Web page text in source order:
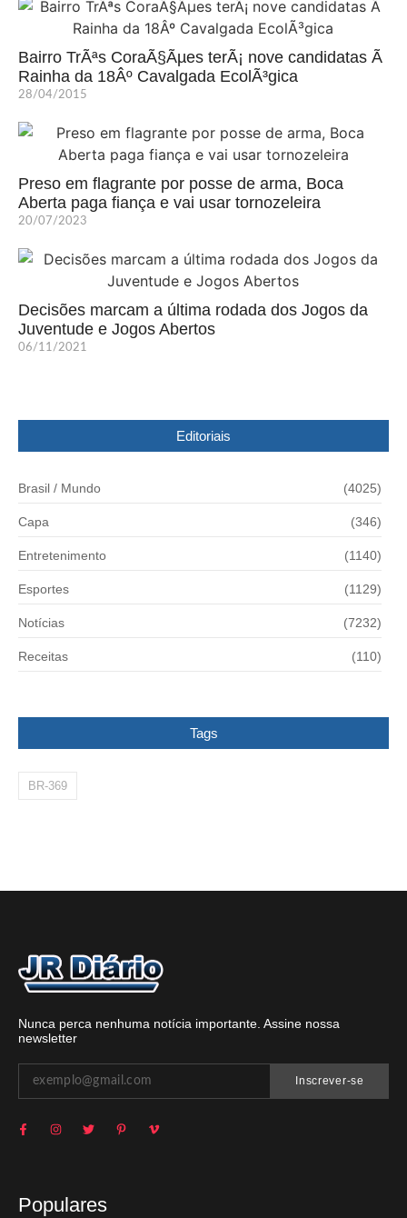
Bairro TrÃªs CoraÃ§Ãµes terÃ¡ nove candidatas Ã
Rainha da 18Âº Cavalgada EcolÃ³gica
28/04/2015
Preso em flagrante por posse de arma, Boca
Aberta paga fiança e vai usar tornozeleira
20/07/2023
Decisões marcam a última rodada dos Jogos da
Juventude e Jogos Abertos
06/11/2021
Editoriais
Brasil / Mundo (4025)
Capa (346)
Entretenimento (1140)
Esportes (1129)
Notícias (7232)
Receitas (110)
Tags
BR-369
Nunca perca nenhuma notícia importante. Assine nossa
newsletter
Inscrever-se
Populares